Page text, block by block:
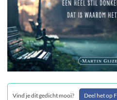
Vind je dit gedicht mooi? Deel het op